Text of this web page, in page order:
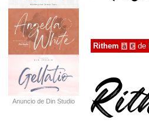
Anuncio de Din Studio
Rithem à € de